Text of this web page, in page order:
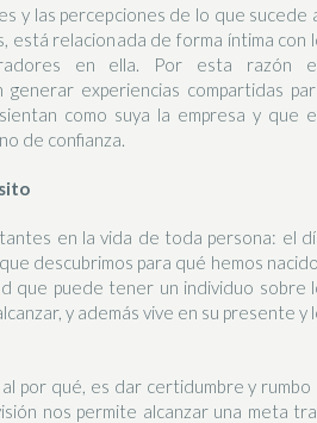
y las percepciones de lo que sucede
está relacionada de forma íntima con
en ella. Por esta razón
experiencias compartidas
como suya la empresa y que
de confianza.
en la vida de toda persona: el
descubrimos para qué hemos
que puede tener un individuo sobre
y además vive en su presente y
por qué, es dar certidumbre y rumbo
nos permite alcanzar una meta